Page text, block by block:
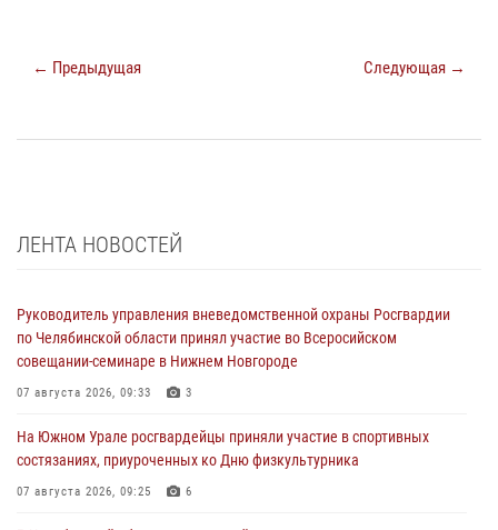
← Предыдущая Следующая →
ЛЕНТА НОВОСТЕЙ
Руководитель управления вневедомственной охраны Росгвардии
по Челябинской области принял участие во Всеросийском
совещании-семинаре в Нижнем Новгороде
07 августа 2026, 09:33 3
На Южном Урале росгвардейцы приняли участие в спортивных
состязаниях, приуроченных ко Дню физкультурника
07 августа 2026, 09:25 6